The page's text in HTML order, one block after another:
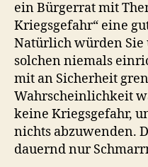
ein Bürgerrat mit
Kriegsgefahr“ eine
Natürlich würden
solchen niemals
mit an Sicherheit
Wahrscheinlichkeit
keine Kriegsgefahr,
nichts abzuwenden.
dauernd nur